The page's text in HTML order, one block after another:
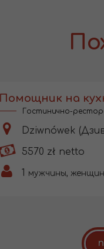
Помощник на
Гостинично-
Dziwnówek
5570 zł netto
1 мужчины,